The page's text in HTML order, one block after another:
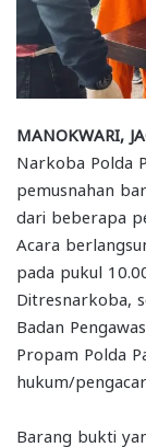
MANOKWARI,
Narkoba Polda
pemusnahan
dari beberapa
Acara
pada pukul
Ditresnarkoba,
Badan
Propam Polda
hukum/
Barang bukti